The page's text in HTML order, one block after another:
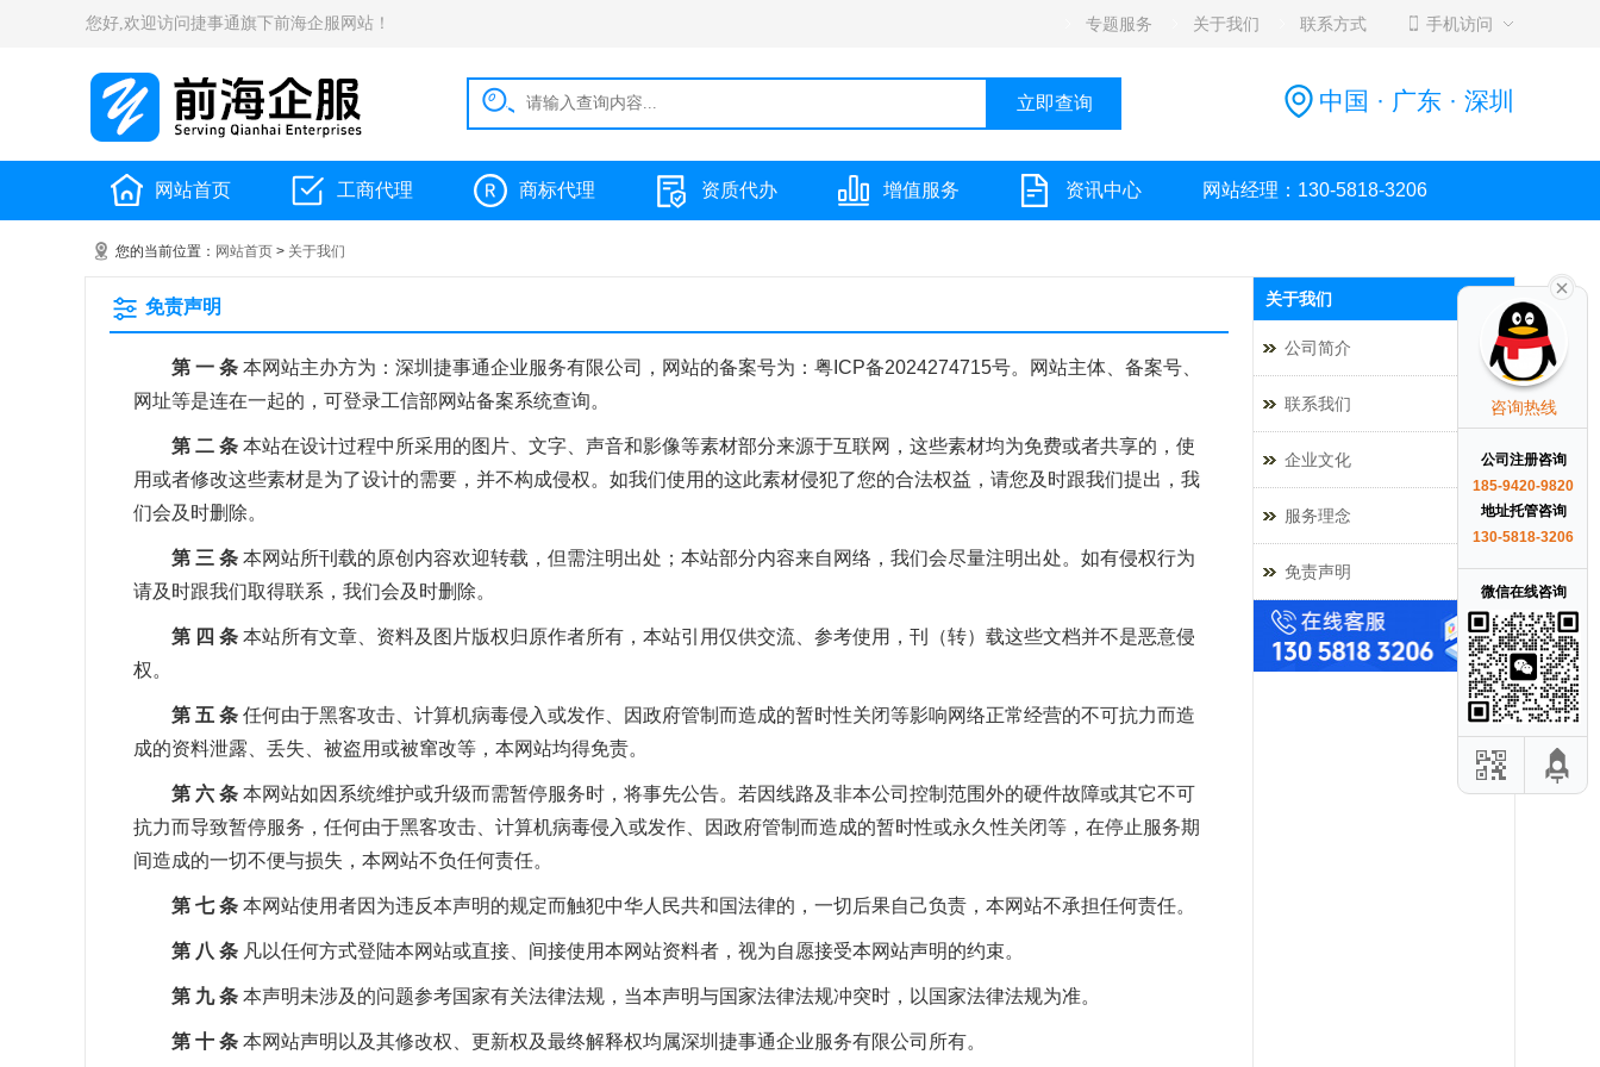
专题服务 关于我们 联系方式 手机访问
您好,欢迎访问捷事通旗下前海企服网站！
中国 · 广东 · 深圳
网站首页 工商代理 商标代理 资质代办 增值服务 资讯中心 网站经理：130-5818-3206
您的当前位置： 网站首页 > 关于我们
关于我们
公司简介
联系我们
企业文化
服务理念
免责声明
免责声明
第 一 条 本网站主办方为：深圳捷事通企业服务有限公司，网站的备案号为：粤ICP备2024274715号。网站主体、备案号、
网址等是连在一起的，可登录工信部网站备案系统查询。
第 二 条 本站在设计过程中所采用的图片、文字、声音和影像等素材部分来源于互联网，这些素材均为免费或者共享的，使
用或者修改这些素材是为了设计的需要，并不构成侵权。如我们使用的这此素材侵犯了您的合法权益，请您及时跟我们提出，我
们会及时删除。
第 三 条 本网站所刊载的原创内容欢迎转载，但需注明出处；本站部分内容来自网络，我们会尽量注明出处。如有侵权行为
请及时跟我们取得联系，我们会及时删除。
第 四 条 本站所有文章、资料及图片版权归原作者所有，本站引用仅供交流、参考使用，刊（转）载这些文档并不是恶意侵
权。
第 五 条 任何由于黑客攻击、计算机病毒侵入或发作、因政府管制而造成的暂时性关闭等影响网络正常经营的不可抗力而造
成的资料泄露、丢失、被盗用或被窜改等，本网站均得免责。
第 六 条 本网站如因系统维护或升级而需暂停服务时，将事先公告。若因线路及非本公司控制范围外的硬件故障或其它不可
抗力而导致暂停服务，任何由于黑客攻击、计算机病毒侵入或发作、因政府管制而造成的暂时性或永久性关闭等，在停止服务期
间造成的一切不便与损失，本网站不负任何责任。
第 七 条 本网站使用者因为违反本声明的规定而触犯中华人民共和国法律的，一切后果自己负责，本网站不承担任何责任。
第 八 条 凡以任何方式登陆本网站或直接、间接使用本网站资料者，视为自愿接受本网站声明的约束。
第 九 条 本声明未涉及的问题参考国家有关法律法规，当本声明与国家法律法规冲突时，以国家法律法规为准。
第 十 条 本网站声明以及其修改权、更新权及最终解释权均属深圳捷事通企业服务有限公司所有。
咨询热线
公司注册咨询
185-9420-9820
地址托管咨询
130-5818-3206
微信在线咨询